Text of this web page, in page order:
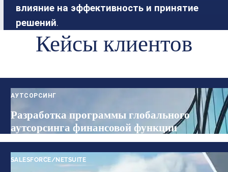
влияние на эффективность и принятие
решений.
Кейсы клиентов
АУТСОРСИНГ
Разработка программы глобального
аутсорсинга финансовой функции
SALESFORCE/NETSUITE